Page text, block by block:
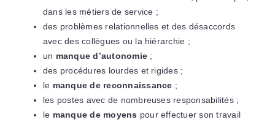
dans les métiers de service ;
des problèmes relationnelles et des désaccords
avec des collègues ou la hiérarchie ;
un manque d’autonomie ;
des procédures lourdes et rigides ;
le manque de reconnaissance ;
les postes avec de nombreuses responsabilités ;
le manque de moyens pour effectuer son travail